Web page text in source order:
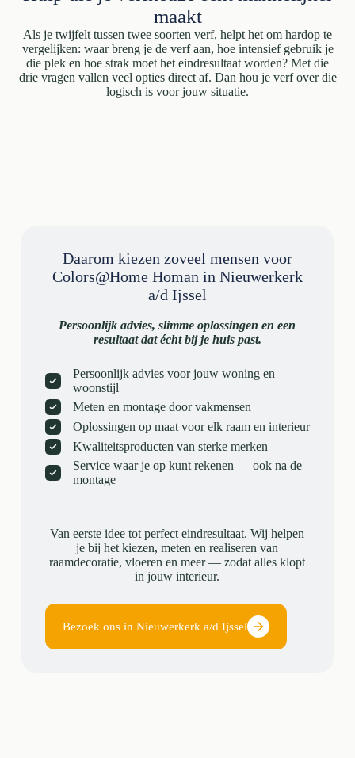
maakt
Als je twijfelt tussen twee soorten verf, helpt het om hardop te
vergelijken: waar breng je de verf aan, hoe intensief gebruik je
die plek en hoe strak moet het eindresultaat worden? Met die
drie vragen vallen veel opties direct af. Dan hou je verf over die
logisch is voor jouw situatie.
Daarom kiezen zoveel mensen voor
Colors@Home Homan in Nieuwerkerk
a/d Ijssel
Persoonlijk advies, slimme oplossingen en een
resultaat dat écht bij je huis past.
Persoonlijk advies voor jouw woning en
woonstijl
Meten en montage door vakmensen
Oplossingen op maat voor elk raam en interieur
Kwaliteitsproducten van sterke merken
Service waar je op kunt rekenen — ook na de
montage
Van eerste idee tot perfect eindresultaat. Wij helpen
je bij het kiezen, meten en realiseren van
raamdecoratie, vloeren en meer — zodat alles klopt
in jouw interieur.
Bezoek ons in Nieuwerkerk a/d Ijssel